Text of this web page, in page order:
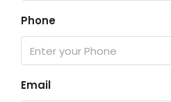
Phone
Email